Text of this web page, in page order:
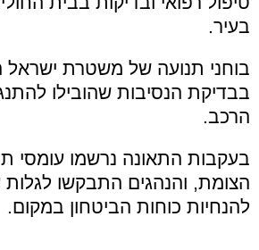
בעיר.
בוחני תנועה של משטרת ישראל
בבדיקת הנסיבות שהובילו
הרכב.
בעקבות התאונה נרשמו עומסי
הצומת, והנהגים התבקשו לגלות
להנחיות כוחות הביטחון במקום.